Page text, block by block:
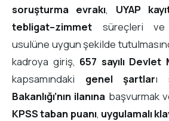
soruşturma evrakı, UYAP
tebligat–zimmet süreçleri ve
usulüne uygun şekilde
kadroya giriş, 657 sayılı Devlet
kapsamındaki genel şartları
Bakanlığı’nın ilanına başvurmak
KPSS taban puanı, uygulamalı